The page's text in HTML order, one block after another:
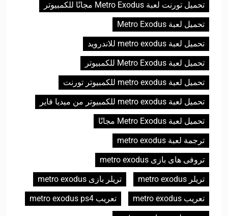
تحميل تورنت لعبة Metro Exodus مجانًا للكمبيوتر
تحميل لعبة Metro Exodus
تحميل لعبة metro exodus للاندرويد
تحميل لعبة Metro Exodus للكمبيوتر
تحميل لعبة metro exodus للكمبيوتر تورنت
تحميل لعبة metro exodus للكمبيوتر من ميديا فاير
تحميل لعبة Metro Exodus مجانًا
ترجمة لعبة metro exodus
تروفی های بازی metro exodus
تریلر metro exodus
تریلر بازی metro exodus
تعريب metro exodus
تعريب metro exodus ps4